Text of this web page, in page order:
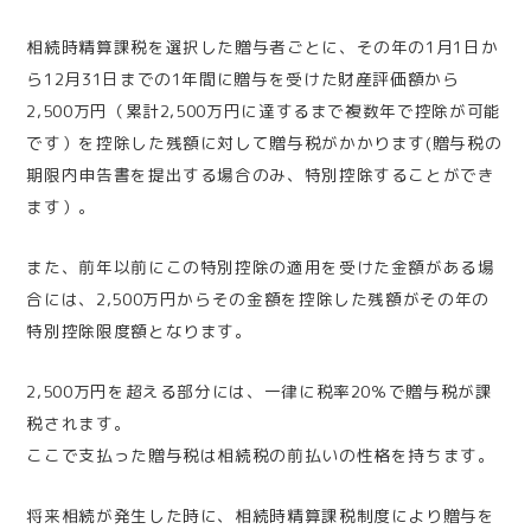
相続時精算課税を選択した贈与者ごとに、その年の1月1日か
ら12月31日までの1年間に贈与を受けた財産評価額から
2,500万円（累計2,500万円に達するまで複数年で控除が可能
です）を控除した残額に対して贈与税がかかります(贈与税の
期限内申告書を提出する場合のみ、特別控除することができ
ます）。
また、前年以前にこの特別控除の適用を受けた金額がある場
合には、2,500万円からその金額を控除した残額がその年の
特別控除限度額となります。
2,500万円を超える部分には、一律に税率20％で贈与税が課
税されます。
ここで支払った贈与税は相続税の前払いの性格を持ちます。
将来相続が発生した時に、相続時精算課税制度により贈与を